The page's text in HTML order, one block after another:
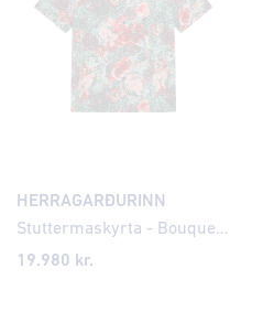
HERRAGARÐURINN
Stuttermaskyrta - Bouquet AOP
19.980 kr.